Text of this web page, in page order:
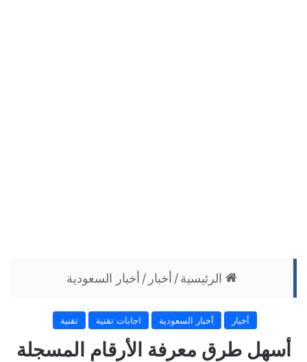
الرئيسية/ أخبار / أخبار السعودية
أخبار أخبار السعودية اجابات تقنية تقنية
أسهل طرق معرفة الأرقام المسجلة